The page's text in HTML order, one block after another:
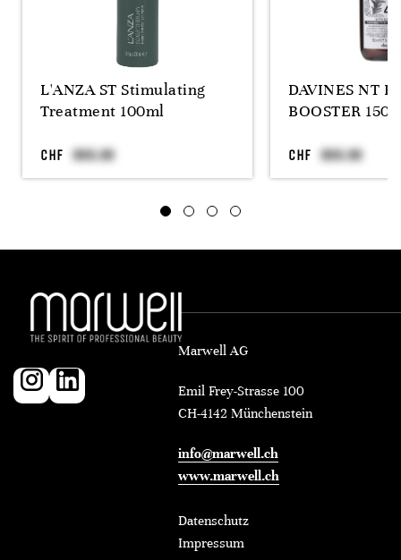
L'ANZA ST Stimulating
Treatment 100ml
CHF
DAVINES NT
BOOSTER
CHF
Marwell AG
Emil Frey-Strasse 100
CH-4142 Münchenstein
info@marwell.ch
www.marwell.ch
Datenschutz
Impressum